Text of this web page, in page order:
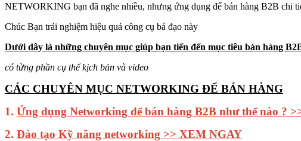
NETWORKING bạn đã nghe nhiều, nhưng ứng dụng để bán hàng B2B chi
Chúc Bạn trải nghiệm hiệu quả công cụ bá đạo này
Dưới dây là những chuyên mục giúp bạn tiến đến mục tiêu bán hàng
có từng phần cụ thể kịch bản và video
CÁC CHUYÊN MỤC NETWORKING ĐỂ BÁN HÀNG
1. Ứng dụng Networking để bán hàng B2B như thế nào ?
2. Đào tạo Kỹ năng networking >> XEM NGAY